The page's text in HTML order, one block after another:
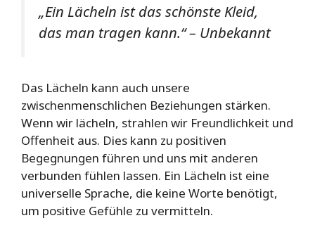
„Ein Lächeln ist das schönste Kleid,
das man tragen kann.“ – Unbekannt
Das Lächeln kann auch unsere
zwischenmenschlichen Beziehungen stärken.
Wenn wir lächeln, strahlen wir Freundlichkeit und
Offenheit aus. Dies kann zu positiven
Begegnungen führen und uns mit anderen
verbunden fühlen lassen. Ein Lächeln ist eine
universelle Sprache, die keine Worte benötigt,
um positive Gefühle zu vermitteln.